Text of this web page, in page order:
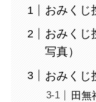
おみくじ
おみくじ
写真）
おみくじ
田無